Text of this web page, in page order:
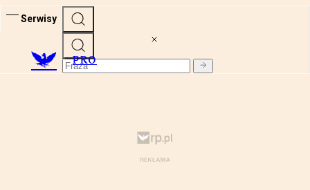
Serwisy
PRO